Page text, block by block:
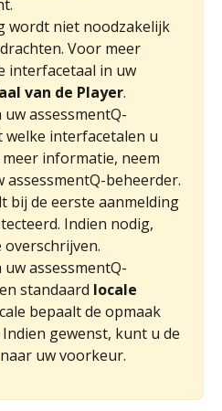
wordt niet noodzakelijk
Voor meer
interfacetaal in uw
van de Player.
assessmentQ-
interfacetalen u
informatie, neem
assessmentQ-beheerder.
bij de eerste aanmelding
Indien nodig,
assessmentQ-
standaard locale
bepaalt de opmaak
gewenst, kunt u de
uw voorkeur.